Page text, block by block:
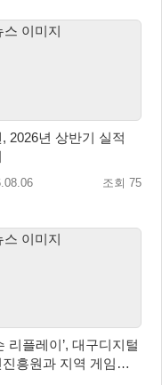
2026년 상반기 실적
조회 75
리플레이’, 대구디지털
진흥원과 지역 게임산